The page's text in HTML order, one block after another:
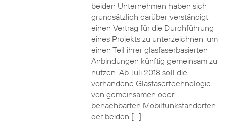
beiden Unternehmen haben sich
grundsätzlich darüber verständigt,
einen Vertrag für die Durchführung
eines Projekts zu unterzeichnen, um
einen Teil ihrer glasfaserbasierten
Anbindungen künftig gemeinsam zu
nutzen. Ab Juli 2018 soll die
vorhandene Glasfasertechnologie
von gemeinsamen oder
benachbarten Mobilfunkstandorten
der beiden […]